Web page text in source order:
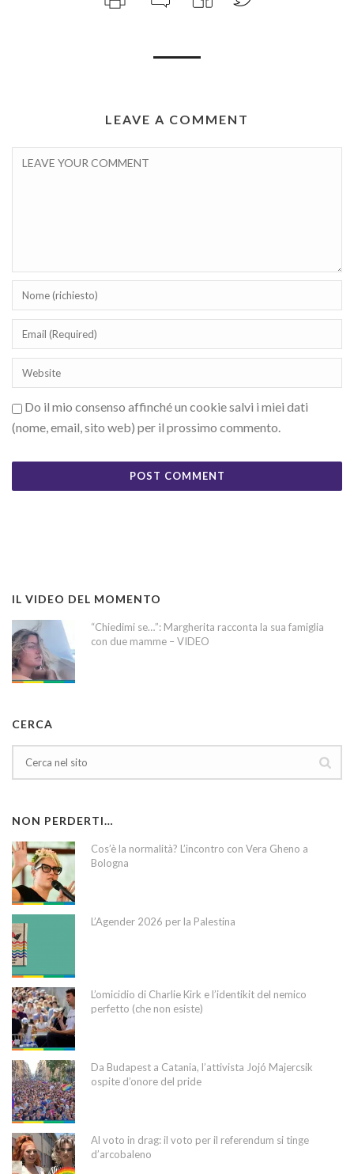
LEAVE A COMMENT
Do il mio consenso affinché un cookie salvi i miei dati
(nome, email, sito web) per il prossimo commento.
IL VIDEO DEL MOMENTO
“Chiedimi se…”: Margherita racconta la sua famiglia
con due mamme – VIDEO
CERCA
NON PERDERTI…
Cos’è la normalità? L’incontro con Vera Gheno a
Bologna
L’Agender 2026 per la Palestina
L’omicidio di Charlie Kirk e l’identikit del nemico
perfetto (che non esiste)
Da Budapest a Catania, l’attivista Jojó Majercsik
ospite d’onore del pride
Al voto in drag: il voto per il referendum si tinge
d’arcobaleno